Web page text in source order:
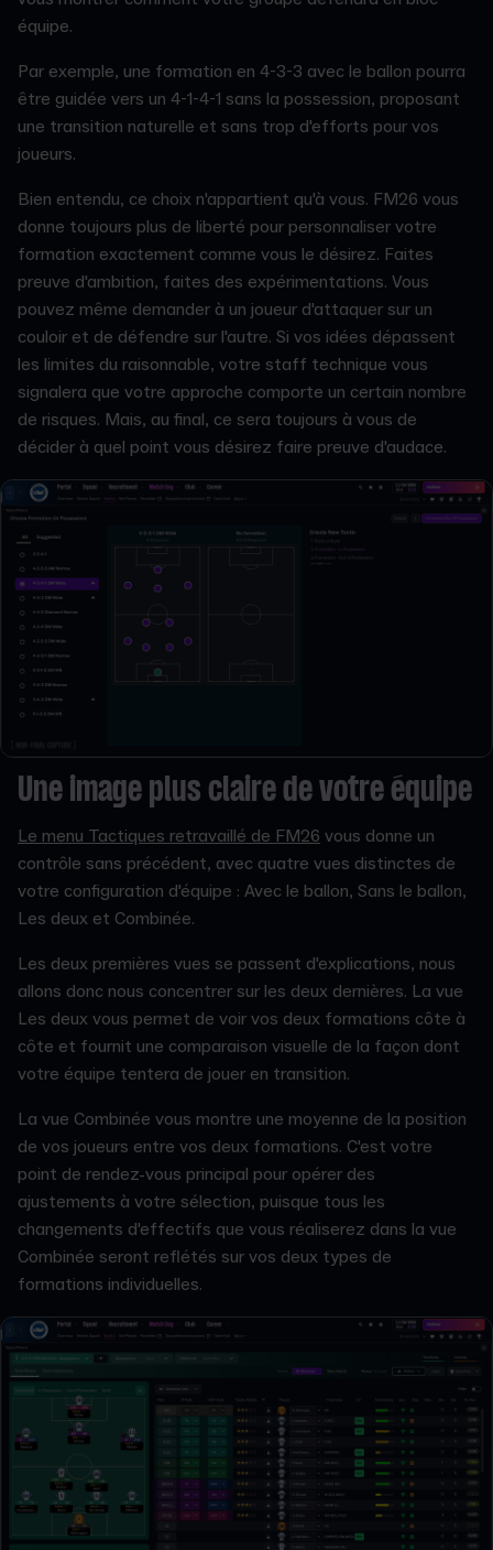
équipe.
Par exemple, une formation en 4-3-3 avec le ballon pourra
être guidée vers un 4-1-4-1 sans la possession, proposant
une transition naturelle et sans trop d'efforts pour vos
joueurs.
Bien entendu, ce choix n'appartient qu'à vous. FM26 vous
donne toujours plus de liberté pour personnaliser votre
formation exactement comme vous le désirez. Faites
preuve d'ambition, faites des expérimentations. Vous
pouvez même demander à un joueur d'attaquer sur un
couloir et de défendre sur l'autre. Si vos idées dépassent
les limites du raisonnable, votre staff technique vous
signalera que votre approche comporte un certain nombre
de risques. Mais, au final, ce sera toujours à vous de
décider à quel point vous désirez faire preuve d'audace.
Une image plus claire de votre équipe
Le menu Tactiques retravaillé de FM26 vous donne un
contrôle sans précédent, avec quatre vues distinctes de
votre configuration d'équipe : Avec le ballon, Sans le ballon,
Les deux et Combinée.
Les deux premières vues se passent d'explications, nous
allons donc nous concentrer sur les deux dernières. La vue
Les deux vous permet de voir vos deux formations côte à
côte et fournit une comparaison visuelle de la façon dont
votre équipe tentera de jouer en transition.
La vue Combinée vous montre une moyenne de la position
de vos joueurs entre vos deux formations. C'est votre
point de rendez-vous principal pour opérer des
ajustements à votre sélection, puisque tous les
changements d'effectifs que vous réaliserez dans la vue
Combinée seront reflétés sur vos deux types de
formations individuelles.